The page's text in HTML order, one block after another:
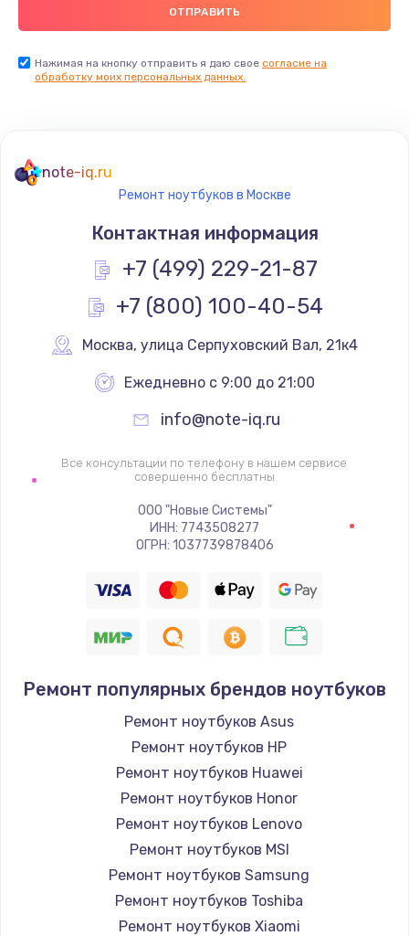
Нажимая на кнопку отправить я даю свое согласие на
обработку моих персональных данных.
note-iq.ru
Ремонт ноутбуков в Москве
Контактная информация
+7 (499) 229-21-87
+7 (800) 100-40-54
Москва, улица Серпуховский Вал, 21к4
Ежедневно с 9:00 до 21:00
info@note-iq.ru
Все консультации по телефону в нашем сервисе
совершенно бесплатны
ООО "Новые Системы"
ИНН: 7743508277
ОГРН: 1037739878406
Ремонт популярных брендов ноутбуков
Ремонт ноутбуков Asus
Ремонт ноутбуков HP
Ремонт ноутбуков Huawei
Ремонт ноутбуков Honor
Ремонт ноутбуков Lenovo
Ремонт ноутбуков MSI
Ремонт ноутбуков Samsung
Ремонт ноутбуков Toshiba
Ремонт ноутбуков Xiaomi